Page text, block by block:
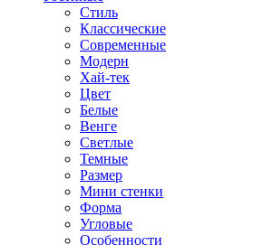
Стиль
Классические
Современные
Модерн
Хай-тек
Цвет
Белые
Венге
Светлые
Темные
Размер
Мини стенки
Форма
Угловые
Особенности